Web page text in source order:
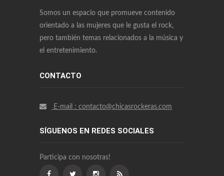
Somos un espacio que promueve contenido
orientado a las mujeres que le gusta el rock,
pero también temas relacionados a la música y
el entretenimiento.
CONTACTO
E-mail : contacto@chicasrockeras.com
SÍGUENOS EN REDES SOCIALES
Participa con nosotras!